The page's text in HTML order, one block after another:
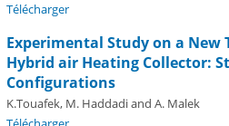
Télécharger
Experimental Study on a
Hybrid air Heating Collector:
Configurations
K.Touafek, M. Haddadi and A. Malek